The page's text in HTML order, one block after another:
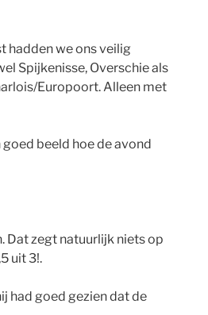
hadden we ons veilig
Spijkenisse, Overschie als
Europoort. Alleen met
beeld hoe de avond
Dat zegt natuurlijk niets op
uit 3!.
had goed gezien dat de